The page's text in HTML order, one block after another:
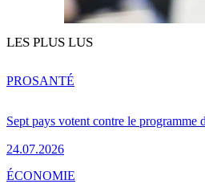
LES PLUS LUS
Sept pays votent contre le programme
24.07.2026
PROSANTÉ
ÉCONOMIE